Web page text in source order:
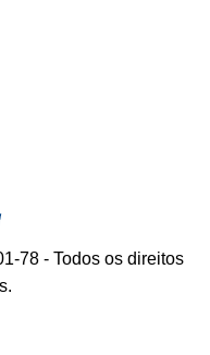
78 - Todos os direitos